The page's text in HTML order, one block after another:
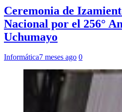
Ceremonia de
Nacional por el 256°
Uchumayo
Informática7 meses ago 0